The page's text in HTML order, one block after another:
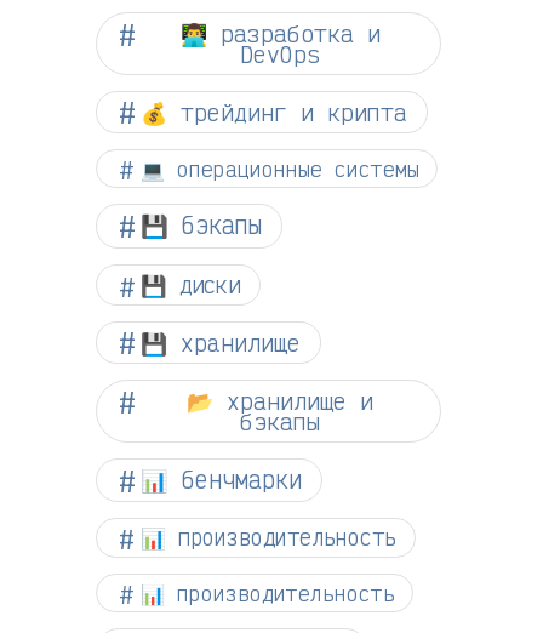
👨‍💻 разработка и
DevOps
💰 трейдинг и крипта
💻 операционные системы
💾 бэкапы
💾 диски
💾 хранилище
📂 хранилище и
бэкапы
📊 бенчмарки
📊 производительность
📊 производительность